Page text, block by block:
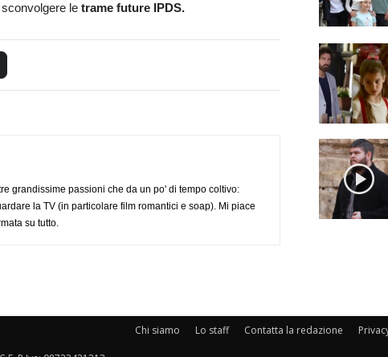
le trame future IPDS.
grandissime passioni che da un po' di tempo coltivo:
la TV (in particolare film romantici e soap). Mi piace
su tutto.
Chi siamo Lo staff Contatta la redazione